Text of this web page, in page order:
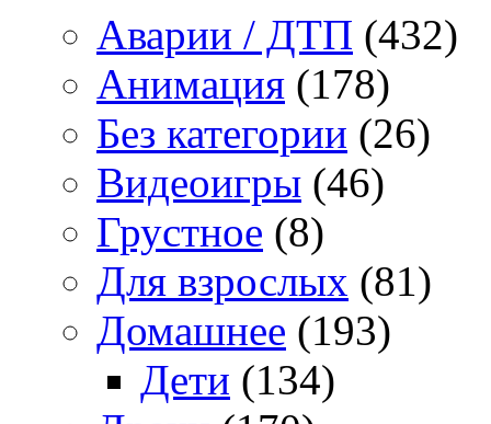
Аварии / ДТП (432)
Анимация (178)
Без категории (26)
Видеоигры (46)
Грустное (8)
Для взрослых (81)
Домашнее (193)
Дети (134)